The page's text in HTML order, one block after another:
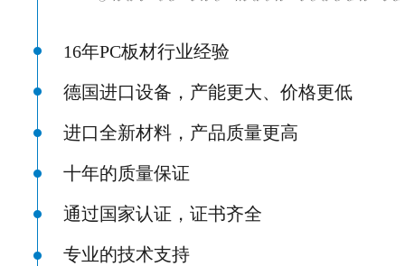
16年PC板材行业经验
德国进口设备，产能更大、价格更低
进口全新材料，产品质量更高
十年的质量保证
通过国家认证，证书齐全
专业的技术支持